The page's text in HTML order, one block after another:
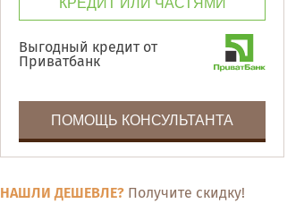
Выгодный кредит от
Приватбанк
ПОМОЩЬ КОНСУЛЬТАНТА
НАШЛИ ДЕШЕВЛЕ? Получите скидку!